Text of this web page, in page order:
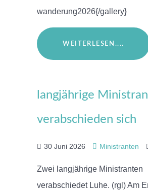
wanderung2026{/gallery}
WEITERLESEN....
langjährige
verabschieden sich
30 Juni 2026 Ministranten
Zwei langjährige Ministranten
verabschiedet Luhe. (rgl) Am